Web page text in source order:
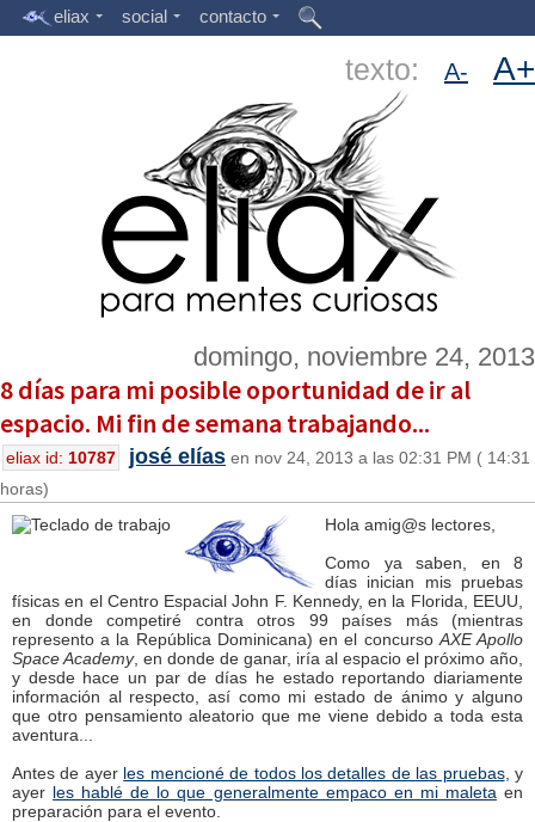
eliax social contacto
texto: A- A+
domingo, noviembre 24, 2013
8 días para mi posible oportunidad de ir al
espacio. Mi fin de semana trabajando...
eliax id: 10787 josé elías en nov 24, 2013 a las 02:31 PM ( 14:31
horas)
Hola amig@s lectores,
Como ya saben, en 8
días inician mis pruebas
físicas en el Centro Espacial John F. Kennedy, en la Florida, EEUU,
en donde competiré contra otros 99 países más (mientras
represento a la República Dominicana) en el concurso AXE Apollo
Space Academy, en donde de ganar, iría al espacio el próximo año,
y desde hace un par de días he estado reportando diariamente
información al respecto, así como mi estado de ánimo y alguno
que otro pensamiento aleatorio que me viene debido a toda esta
aventura...
Antes de ayer les mencioné de todos los detalles de las pruebas, y
ayer les hablé de lo que generalmente empaco en mi maleta en
preparación para el evento.